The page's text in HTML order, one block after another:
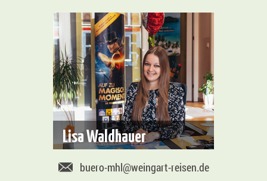
Lisa Waldhauer
buero-mhl@weingart-reisen.de